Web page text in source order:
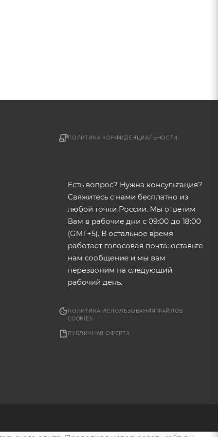
ПОЛИТИКА КОНФИДЕНЦИАЛЬНОСТИ
Есть вопрос? Нужна консультация?
Свяжитесь с нами бесплатно из
любой точки России. Мы ответим
Вам в рабочие дни с 09:00 до 18:00
(GMT+5). В остальное время
работает голосовая почта: оставьте
нам сообщение и мы вам
перезвоним на следующий
рабочий день.
ПОЛИТИКА ИСПОЛЬЗОВАНИЯ ФАЙЛОВ
COOKIES
ПУБЛИЧНАЯ ОФЕРТА